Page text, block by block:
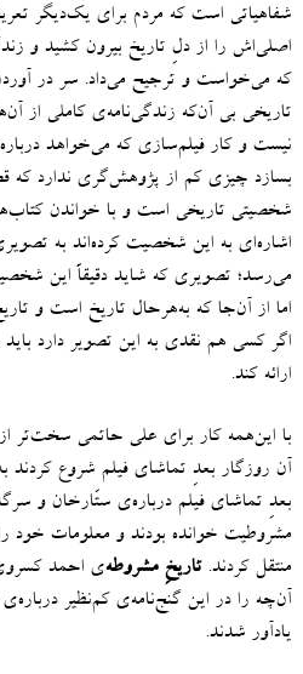
شفاهیاتی است که مردم برای یک‌دیگر
اصلی‌اش را از دلِ تاریخ بیرون کشید و
که می‌خواست و ترجیح می‌داد. سر در
تاریخی بی آن‌که زندگی‌نامه‌ی کاملی از
نیست و کار فیلم‌سازی که می‌خواهد
بسازد چیزی کم از پژوهش‌گری ندارد که
شخصیتی تاریخی است و با خواندن
اشاره‌ای به این شخصیت کرده‌اند به
می‌رسد؛ تصویری که شاید دقیقاً این
اما از آن‌جا که به‌هرحال تاریخ است و
اگر کسی هم نقدی به این تصویر دارد باید
ارائه کند.
با این‌همه کار برای علی حاتمی سخت‌تر از
آن روزگار بعدِ تماشای فیلم شروع کردند
بعدِ تماشای فیلم درباره‌ی ستّارخان و
مشروطیت خوانده بودند و معلومات خود
منتقل کردند.تاریخِ مشروطه‌ی احمد
آن‌چه را در این گنج‌نامه‌ی کم‌نظیر
یادآور شدند.